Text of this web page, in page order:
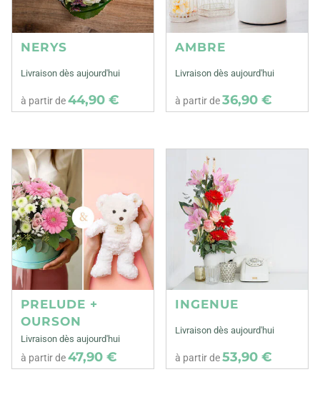
NERYS
Livraison dès aujourd'hui
à partir de44,90 €
AMBRE
Livraison dès aujourd'hui
à partir de36,90 €
PRELUDE +
OURSON
Livraison dès aujourd'hui
à partir de47,90 €
INGENUE
Livraison dès aujourd'hui
à partir de53,90 €